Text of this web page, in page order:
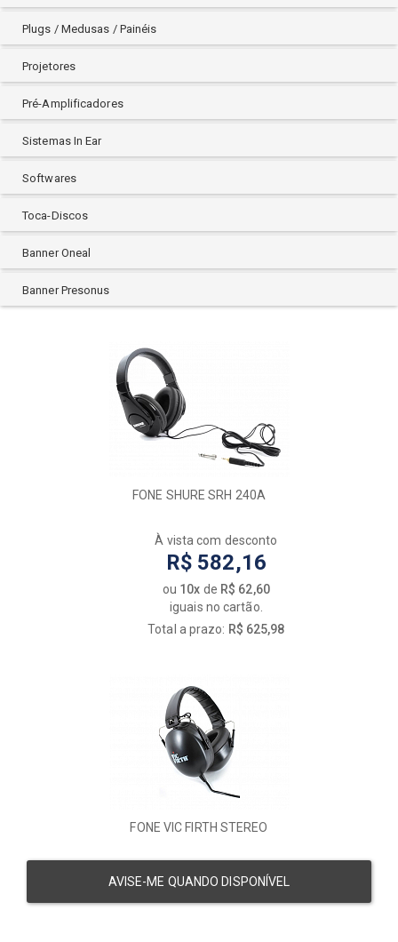
Plugs / Medusas / Painéis
Projetores
Pré-Amplificadores
Sistemas In Ear
Softwares
Toca-Discos
Banner Oneal
Banner Presonus
FONE SHURE SRH 240A
À vista com desconto
R$ 582,16
ou 10x de R$ 62,60
iguais no cartão.
Total a prazo: R$ 625,98
FONE VIC FIRTH STEREO
AVISE-ME QUANDO DISPONÍVEL